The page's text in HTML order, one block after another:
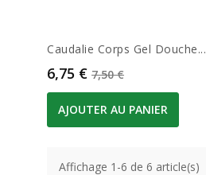
Caudalie Corps Gel Douche...
Prix
6,75 € Prix de base
7,50 €
AJOUTER AU PANIER
Affichage 1-6 de 6 article(s)